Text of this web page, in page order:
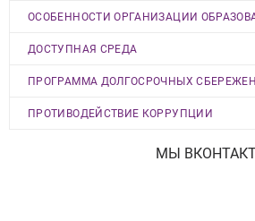
ОСОБЕННОСТИ ОРГАНИЗАЦИИ
ДОСТУПНАЯ СРЕДА
ПРОГРАММА ДОЛГОСРОЧНЫХ
ПРОТИВОДЕЙСТВИЕ КОРРУПЦИИ
МЫ